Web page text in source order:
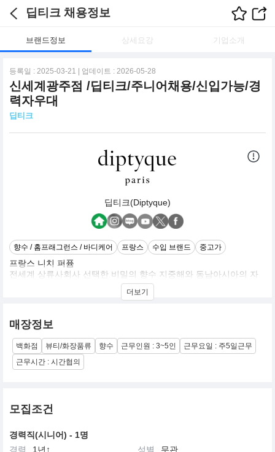
딥티크 채용정보
브랜드정보 상세요강 기업소개
등록일 : 2025-03-21 | 업데이트 : 2026-05-28
신세계광주점 /딥티크/주니어채용/신입가능/경
력자우대
딥티크
딥티크(Diptyque)
향수 / 홈프래그런스 / 바디케어 프랑스 수입 브랜드 중고가
프랑스 니치 퍼퓸
전세계 상류사회사 선택한 비밀의 향수 지중해와 동남아시아의 자
연, 그리고 라이프스타일에서 영감을 향수와 향초를 통해 재현하거
나 여행지에서 느낀 추억을 향해 표현하는 딥틱은 그마다의 스토리
더보기
매장정보
백화점 뷰티/화장품류 향수 근무인원 : 3~5인
근무요일 : 주5일근무
근무시간 : 시간협의
모집조건
경력직(시니어) - 1명
경력
1년↑ 성별
무관